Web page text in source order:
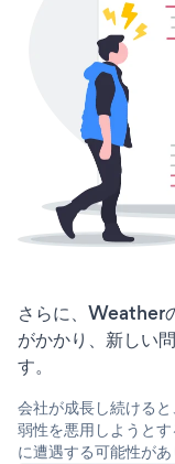
さらに、Weather
がかかり、新しい
す。
会社が成長し続ける
弱性を悪用しようと
に遭遇する可能性があ